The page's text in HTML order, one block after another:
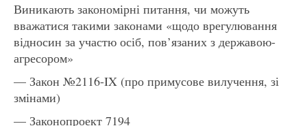
Виникають закономірні питання, чи можуть
вважатися такими законами «щодо врегулювання
відносин за участю осіб, пов’язаних з державою-
агресором»
— Закон №2116-IX (про примусове вилучення, зі
змінами)
— Законопроект 7194